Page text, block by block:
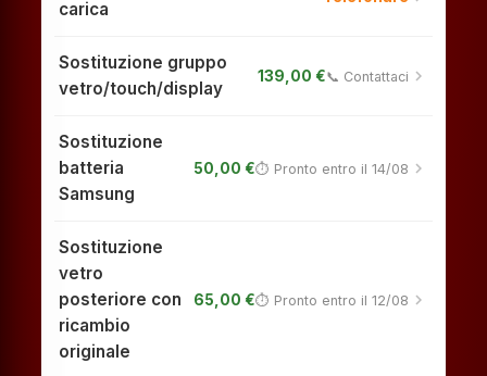
carica
Sostituzione gruppo
vetro/touch/display
139,00 €📞 Contattaci chevron_right
Sostituzione
batteria
Samsung
50,00 €⏱ Pronto entro il 14/08 chevron_right
Sostituzione
vetro
posteriore con
ricambio
originale
65,00 €⏱ Pronto entro il 12/08 chevron_right